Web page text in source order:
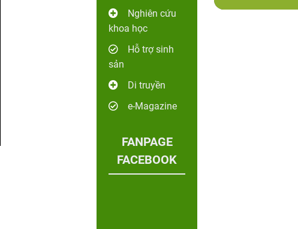
Nghiên cứu
khoa học
Hỗ trợ sinh
sản
Di truyền
e-Magazine
FANPAGE
FACEBOOK